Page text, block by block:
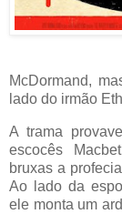
McDormand,
lado do irmão
A trama
escocês
bruxas a
Ao lado da
ele monta um